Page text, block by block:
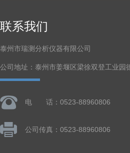
联系我们
泰州市瑞测分析仪器有限公司
公司地址：泰州市姜堰区梁徐双登工业园
电 话：0523-88960806
公司传真：0523-88960806